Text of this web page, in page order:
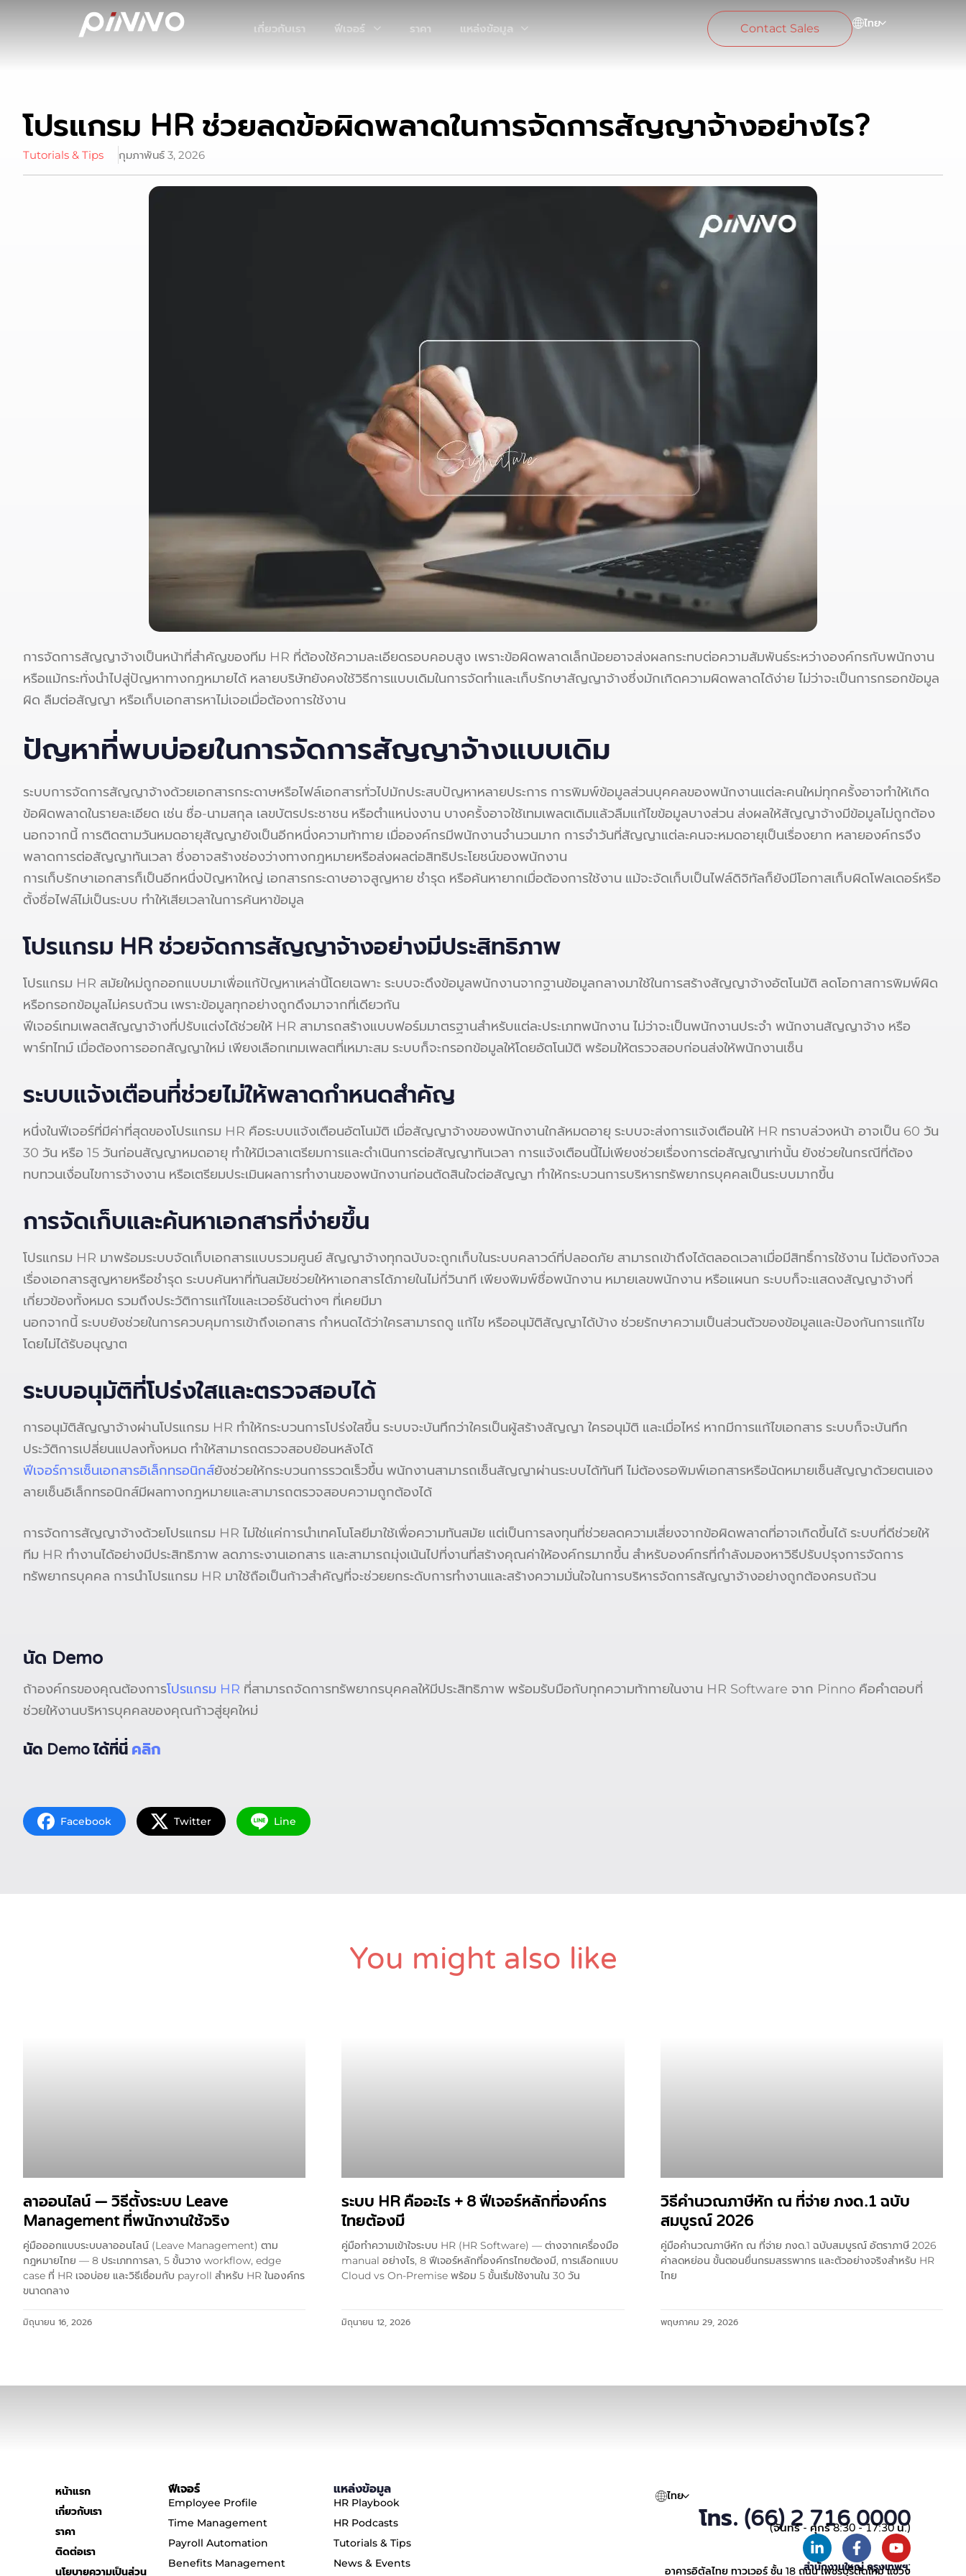
เกี่ยวกับเรา ฟีเจอร์ ราคา แหล่งข้อมูล Contact Sales ไทย
โปรแกรม HR ช่วยลดข้อผิดพลาดในการจัดการสัญญาจ้างอย่างไร?
Tutorials & Tips กุมภาพันธ์ 3, 2026
การจัดการสัญญาจ้างเป็นหน้าที่สำคัญของทีม HR ที่ต้องใช้ความละเอียดรอบคอบสูง เพราะข้อผิดพลาดเล็กน้อยอาจส่งผลกระทบต่อความสัมพันธ์ระหว่างองค์กรกับพนักงาน
หรือแม้กระทั่งนำไปสู่ปัญหาทางกฎหมายได้ หลายบริษัทยังคงใช้วิธีการแบบเดิมในการจัดทำและเก็บรักษาสัญญาจ้างซึ่งมักเกิดความผิดพลาดได้ง่าย ไม่ว่าจะเป็นการกรอกข้อมูล
ผิด ลืมต่อสัญญา หรือเก็บเอกสารหาไม่เจอเมื่อต้องการใช้งาน
ปัญหาที่พบบ่อยในการจัดการสัญญาจ้างแบบเดิม
ระบบการจัดการสัญญาจ้างด้วยเอกสารกระดาษหรือไฟล์เอกสารทั่วไปมักประสบปัญหาหลายประการ การพิมพ์ข้อมูลส่วนบุคคลของพนักงานแต่ละคนใหม่ทุกครั้งอาจทำให้เกิด
ข้อผิดพลาดในรายละเอียด เช่น ชื่อ-นามสกุล เลขบัตรประชาชน หรือตำแหน่งงาน บางครั้งอาจใช้เทมเพลตเดิมแล้วลืมแก้ไขข้อมูลบางส่วน ส่งผลให้สัญญาจ้างมีข้อมูลไม่ถูกต้อง
นอกจากนี้ การติดตามวันหมดอายุสัญญายังเป็นอีกหนึ่งความท้าทาย เมื่อองค์กรมีพนักงานจำนวนมาก การจำวันที่สัญญาแต่ละคนจะหมดอายุเป็นเรื่องยาก หลายองค์กรจึง
พลาดการต่อสัญญาทันเวลา ซึ่งอาจสร้างช่องว่างทางกฎหมายหรือส่งผลต่อสิทธิประโยชน์ของพนักงาน
การเก็บรักษาเอกสารก็เป็นอีกหนึ่งปัญหาใหญ่ เอกสารกระดาษอาจสูญหาย ชำรุด หรือค้นหายากเมื่อต้องการใช้งาน แม้จะจัดเก็บเป็นไฟล์ดิจิทัลก็ยังมีโอกาสเก็บผิดโฟลเดอร์หรือ
ตั้งชื่อไฟล์ไม่เป็นระบบ ทำให้เสียเวลาในการค้นหาข้อมูล
โปรแกรม HR ช่วยจัดการสัญญาจ้างอย่างมีประสิทธิภาพ
โปรแกรม HR สมัยใหม่ถูกออกแบบมาเพื่อแก้ปัญหาเหล่านี้โดยเฉพาะ ระบบจะดึงข้อมูลพนักงานจากฐานข้อมูลกลางมาใช้ในการสร้างสัญญาจ้างอัตโนมัติ ลดโอกาสการพิมพ์ผิด
หรือกรอกข้อมูลไม่ครบถ้วน เพราะข้อมูลทุกอย่างถูกดึงมาจากที่เดียวกัน
ฟีเจอร์เทมเพลตสัญญาจ้างที่ปรับแต่งได้ช่วยให้ HR สามารถสร้างแบบฟอร์มมาตรฐานสำหรับแต่ละประเภทพนักงาน ไม่ว่าจะเป็นพนักงานประจำ พนักงานสัญญาจ้าง หรือ
พาร์ทไทม์ เมื่อต้องการออกสัญญาใหม่ เพียงเลือกเทมเพลตที่เหมาะสม ระบบก็จะกรอกข้อมูลให้โดยอัตโนมัติ พร้อมให้ตรวจสอบก่อนส่งให้พนักงานเซ็น
ระบบแจ้งเตือนที่ช่วยไม่ให้พลาดกำหนดสำคัญ
หนึ่งในฟีเจอร์ที่มีค่าที่สุดของโปรแกรม HR คือระบบแจ้งเตือนอัตโนมัติ เมื่อสัญญาจ้างของพนักงานใกล้หมดอายุ ระบบจะส่งการแจ้งเตือนให้ HR ทราบล่วงหน้า อาจเป็น 60 วัน
30 วัน หรือ 15 วันก่อนสัญญาหมดอายุ ทำให้มีเวลาเตรียมการและดำเนินการต่อสัญญาทันเวลา การแจ้งเตือนนี้ไม่เพียงช่วยเรื่องการต่อสัญญาเท่านั้น ยังช่วยในกรณีที่ต้อง
ทบทวนเงื่อนไขการจ้างงาน หรือเตรียมประเมินผลการทำงานของพนักงานก่อนตัดสินใจต่อสัญญา ทำให้กระบวนการบริหารทรัพยากรบุคคลเป็นระบบมากขึ้น
การจัดเก็บและค้นหาเอกสารที่ง่ายขึ้น
โปรแกรม HR มาพร้อมระบบจัดเก็บเอกสารแบบรวมศูนย์ สัญญาจ้างทุกฉบับจะถูกเก็บในระบบคลาวด์ที่ปลอดภัย สามารถเข้าถึงได้ตลอดเวลาเมื่อมีสิทธิ์การใช้งาน ไม่ต้องกังวล
เรื่องเอกสารสูญหายหรือชำรุด ระบบค้นหาที่ทันสมัยช่วยให้หาเอกสารได้ภายในไม่กี่วินาที เพียงพิมพ์ชื่อพนักงาน หมายเลขพนักงาน หรือแผนก ระบบก็จะแสดงสัญญาจ้างที่
เกี่ยวข้องทั้งหมด รวมถึงประวัติการแก้ไขและเวอร์ชันต่างๆ ที่เคยมีมา
นอกจากนี้ ระบบยังช่วยในการควบคุมการเข้าถึงเอกสาร กำหนดได้ว่าใครสามารถดู แก้ไข หรืออนุมัติสัญญาได้บ้าง ช่วยรักษาความเป็นส่วนตัวของข้อมูลและป้องกันการแก้ไข
โดยไม่ได้รับอนุญาต
ระบบอนุมัติที่โปร่งใสและตรวจสอบได้
การอนุมัติสัญญาจ้างผ่านโปรแกรม HR ทำให้กระบวนการโปร่งใสขึ้น ระบบจะบันทึกว่าใครเป็นผู้สร้างสัญญา ใครอนุมัติ และเมื่อไหร่ หากมีการแก้ไขเอกสาร ระบบก็จะบันทึก
ประวัติการเปลี่ยนแปลงทั้งหมด ทำให้สามารถตรวจสอบย้อนหลังได้
ฟีเจอร์การเซ็นเอกสารอิเล็กทรอนิกส์ยังช่วยให้กระบวนการรวดเร็วขึ้น พนักงานสามารถเซ็นสัญญาผ่านระบบได้ทันที ไม่ต้องรอพิมพ์เอกสารหรือนัดหมายเซ็นสัญญาด้วยตนเอง
ลายเซ็นอิเล็กทรอนิกส์มีผลทางกฎหมายและสามารถตรวจสอบความถูกต้องได้
การจัดการสัญญาจ้างด้วยโปรแกรม HR ไม่ใช่แค่การนำเทคโนโลยีมาใช้เพื่อความทันสมัย แต่เป็นการลงทุนที่ช่วยลดความเสี่ยงจากข้อผิดพลาดที่อาจเกิดขึ้นได้ ระบบที่ดีช่วยให้
ทีม HR ทำงานได้อย่างมีประสิทธิภาพ ลดภาระงานเอกสาร และสามารถมุ่งเน้นไปที่งานที่สร้างคุณค่าให้องค์กรมากขึ้น สำหรับองค์กรที่กำลังมองหาวิธีปรับปรุงการจัดการ
ทรัพยากรบุคคล การนำโปรแกรม HR มาใช้ถือเป็นก้าวสำคัญที่จะช่วยยกระดับการทำงานและสร้างความมั่นใจในการบริหารจัดการสัญญาจ้างอย่างถูกต้องครบถ้วน
นัด Demo
ถ้าองค์กรของคุณต้องการโปรแกรม HR ที่สามารถจัดการทรัพยากรบุคคลให้มีประสิทธิภาพ พร้อมรับมือกับทุกความท้าทายในงาน HR Software จาก Pinno คือคำตอบที่
ช่วยให้งานบริหารบุคคลของคุณก้าวสู่ยุคใหม่
นัด Demo ได้ที่นี่ คลิก
Facebook Twitter Line
You might also like
ลาออนไลน์ — วิธีตั้งระบบ Leave
Management ที่พนักงานใช้จริง
คู่มือออกแบบระบบลาออนไลน์ (Leave Management) ตาม
กฎหมายไทย — 8 ประเภทการลา, 5 ขั้นวาง workflow, edge
case ที่ HR เจอบ่อย และวิธีเชื่อมกับ payroll สำหรับ HR ในองค์กร
ขนาดกลาง
มิถุนายน 16, 2026
ระบบ HR คืออะไร + 8 ฟีเจอร์หลักที่องค์กร
ไทยต้องมี
คู่มือทำความเข้าใจระบบ HR (HR Software) — ต่างจากเครื่องมือ
manual อย่างไร, 8 ฟีเจอร์หลักที่องค์กรไทยต้องมี, การเลือกแบบ
Cloud vs On-Premise พร้อม 5 ขั้นเริ่มใช้งานใน 30 วัน
มิถุนายน 12, 2026
วิธีคำนวณภาษีหัก ณ ที่จ่าย ภงด.1 ฉบับ
สมบูรณ์ 2026
คู่มือคำนวณภาษีหัก ณ ที่จ่าย ภงด.1 ฉบับสมบูรณ์ อัตราภาษี 2026
ค่าลดหย่อน ขั้นตอนยื่นกรมสรรพากร และตัวอย่างจริงสำหรับ HR
ไทย
พฤษภาคม 29, 2026
หน้าแรก
เกี่ยวกับเรา
ราคา
ติดต่อเรา
นโยบายความเป็นส่วน
ฟีเจอร์
Employee Profile
Time Management
Payroll Automation
Benefits Management
แหล่งข้อมูล
HR Playbook
HR Podcasts
Tutorials & Tips
News & Events
ไทย
โทร. (66) 2 716 0000
(จันทร์ - ศุกร์ 8:30 - 17:30 น.)
สำนักงานใหญ่ กรุงเทพฯ:
อาคารอิตัลไทย ทาวเวอร์ ชั้น 18 ถนน เพชรบุรีตัดใหม่ แขวง